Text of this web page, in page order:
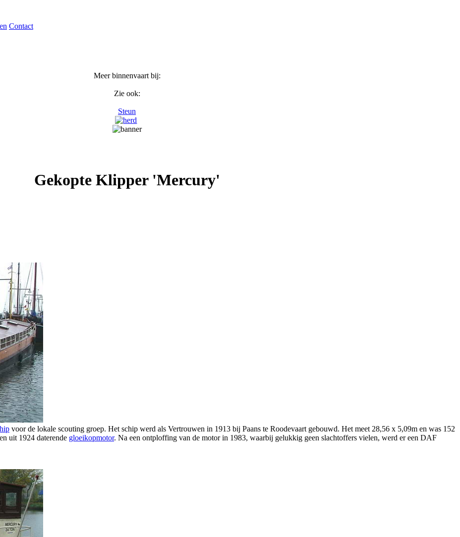
Contact
Meer binnenvaart bij:
Zie ook:
Steun
Gekopte Klipper 'Mercury'
voor de lokale scouting groep. Het schip werd als Vertrouwen in 1913 bij Paans te Roodevaart gebouwd. Het meet 28,56 x 5,09m en was 152
uit 1924 daterende gloeikopmotor. Na een ontploffing van de motor in 1983, waarbij gelukkig geen slachtoffers vielen, werd er een DAF